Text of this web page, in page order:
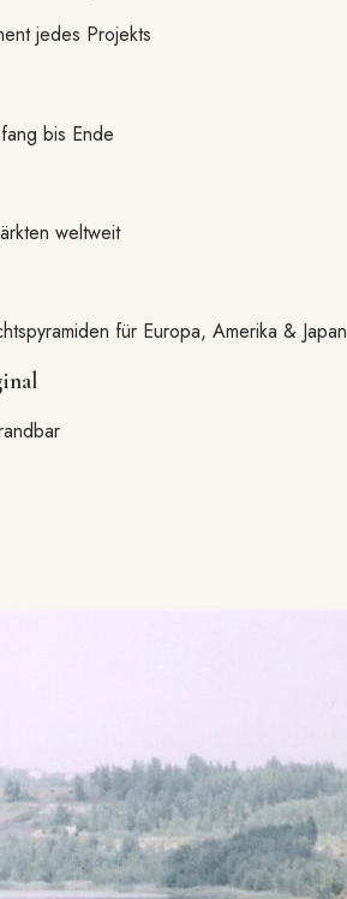
jedes Projekts
bis Ende
weltweit
für Europa, Amerika & Japan